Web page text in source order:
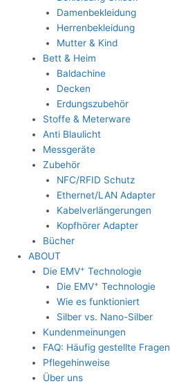
Damenbekleidung
Herrenbekleidung
Mutter & Kind
Bett & Heim
Baldachine
Decken
Erdungszubehör
Stoffe & Meterware
Anti Blaulicht
Messgeräte
Zubehör
NFC/RFID Schutz
Ethernet/LAN Adapter
Kabelverlängerungen
Kopfhörer Adapter
Bücher
ABOUT
Die EMV+ Technologie
Die EMV+ Technologie
Wie es funktioniert
Silber vs. Nano-Silber
Kundenmeinungen
FAQ: Häufig gestellte Fragen
Pflegehinweise
Über uns